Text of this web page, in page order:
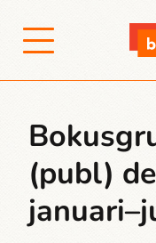
(publ)